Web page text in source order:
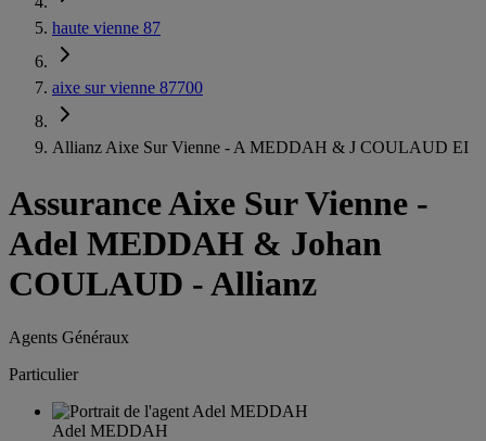
haute vienne 87
aixe sur vienne 87700
Allianz Aixe Sur Vienne - A MEDDAH & J COULAUD EI
Assurance Aixe Sur Vienne -
Adel MEDDAH & Johan
COULAUD - Allianz
Agents Généraux
Particulier
Adel MEDDAH